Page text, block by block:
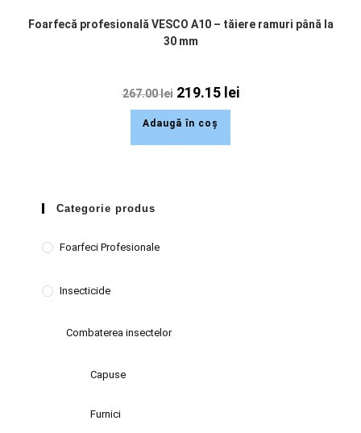
Foarfecă profesională VESCO A10 – tăiere ramuri până la
30 mm
267.00lei 219.15 lei
Adaugă în coș
Categorie produs
Foarfeci Profesionale
Insecticide
Combaterea insectelor
Capuse
Furnici